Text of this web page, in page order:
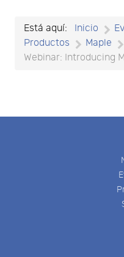
Está aquí: Inicio
Productos
Maple
Webinar: Introducing